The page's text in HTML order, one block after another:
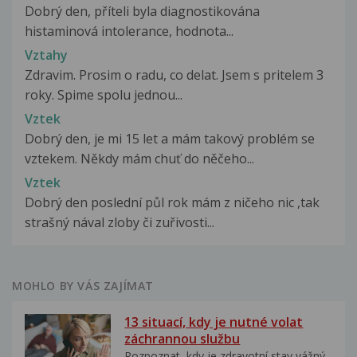
Dobrý den, příteli byla diagnostikována
histaminová intolerance, hodnota...
Vztahy
Zdravim. Prosim o radu, co delat. Jsem s pritelem 3
roky. Spime spolu jednou...
Vztek
Dobrý den, je mi 15 let a mám takový problém se
vztekem. Někdy mám chuť do něčeho...
Vztek
Dobrý den poslední půl rok mám z ničeho nic ,tak
strašný nával zloby či zuřivosti...
MOHLO BY VÁS ZAJÍMAT
13 situací, kdy je nutné volat
záchrannou službu